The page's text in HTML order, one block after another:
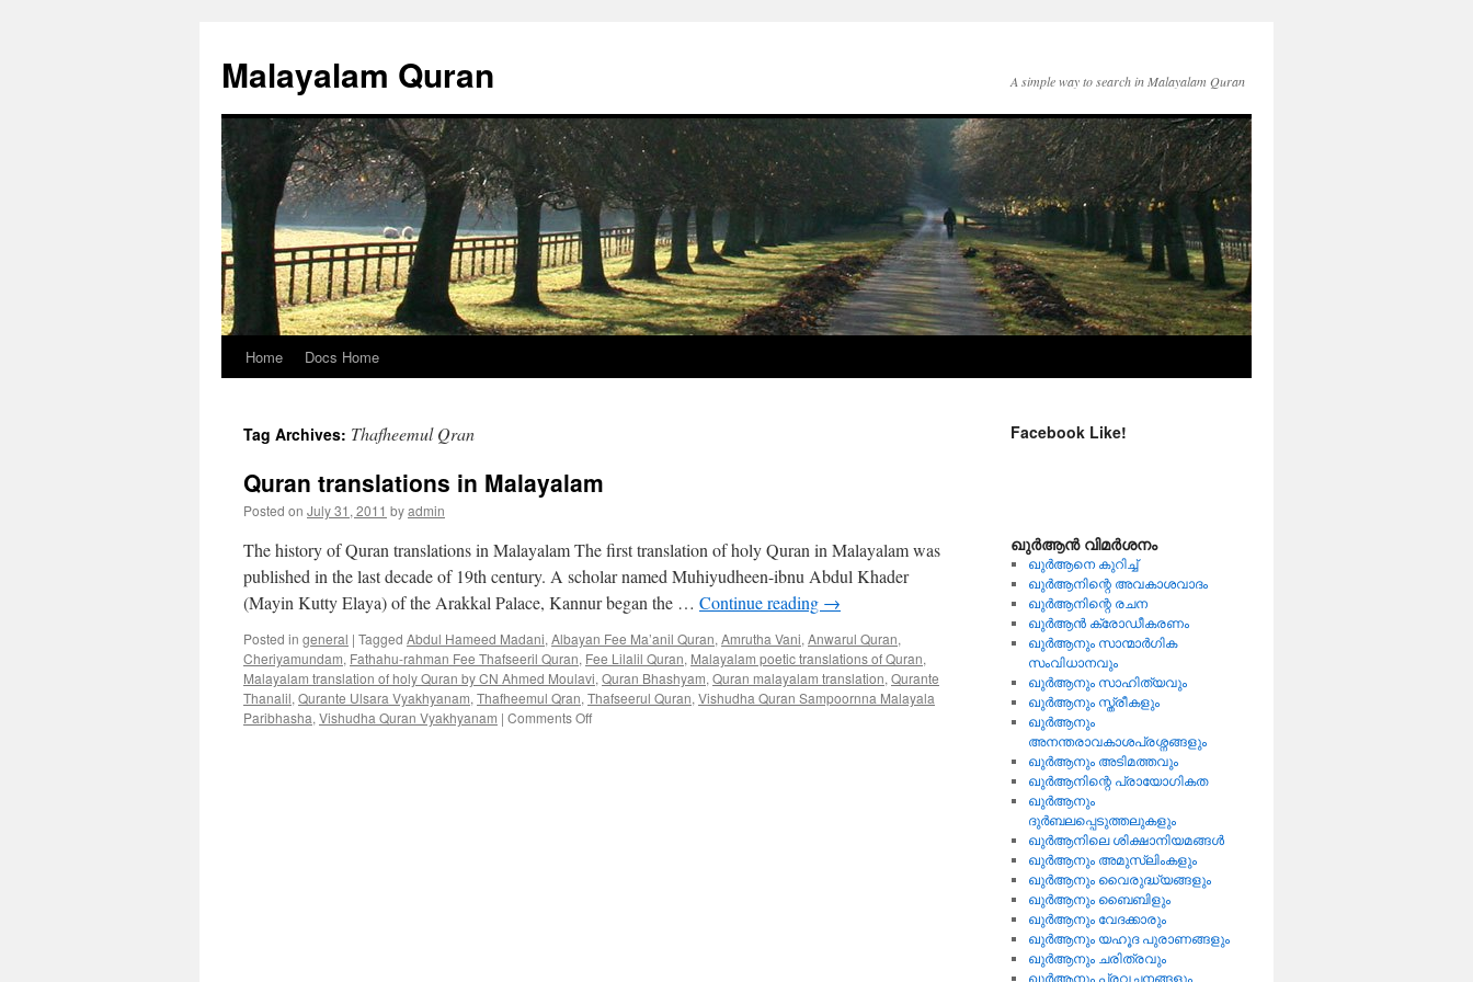
Malayalam Quran A simple way to search in Malayalam Quran
Skip
content
Home Docs Home
Tag Archives: Thafheemul Qran
Quran translations in Malayalam
Posted on July 31, 2011 byadmin
The history of Quran translations in Malayalam The first translation of holy Quran in Malayalam was
published in the last decade of 19th century. A scholar named Muhiyudheen-ibnu Abdul Khader
(Mayin Kutty Elaya) of the Arakkal Palace, Kannur began the … Continue reading →
Posted in general | Tagged Abdul Hameed Madani, Albayan Fee Ma’anil Quran, Amrutha Vani, Anwarul Quran,
Cheriyamundam, Fathahu-rahman Fee Thafseeril Quran, Fee Lilalil Quran, Malayalam poetic translations of Quran,
Malayalam translation of holy Quran by CN Ahmed Moulavi, Quran Bhashyam, Quran malayalam translation, Qurante
Thanalil, Qurante Ulsara Vyakhyanam, Thafheemul Qran, Thafseerul Quran, Vishudha Quran Sampoornna Malayala
Paribhasha, Vishudha Quran Vyakhyanam | Comments Offon
Facebook Like!
ഖുര്‍ആന്‍ വിമര്‍ശനം
ഖുര്‍ആനെ കുറിച്ച്
ഖുര്‍ആനിന്റെ അവകാശവാദം
ഖുര്‍ആനിന്റെ രചന
ഖുര്‍ആന്‍ ക്രോഡീകരണം
ഖുര്‍ആനും സാന്മാര്‍ഗിക
സംവിധാനവും
ഖുര്‍ആനും സാഹിത്യവും
ഖുര്‍ആനും സ്ത്രീകളും
ഖുര്‍ആനും
അനന്തരാവകാശപ്രശ്നങ്ങളും
ഖുര്‍ആനും അടിമത്തവും
ഖുര്‍ആനിന്റെ പ്രായോഗികത
ഖുര്‍ആനും
ദുര്‍ബലപ്പെടുത്തലുകളും
ഖുര്‍ആനിലെ ശിക്ഷാനിയമങ്ങള്‍
ഖുര്‍ആനും അമുസ്ലിംകളും
ഖുര്‍ആനും വൈരുദ്ധ്യങ്ങളും
ഖുര്‍ആനും ബൈബിളും
ഖുര്‍ആനും വേദക്കാരും
ഖുര്‍ആനും യഹൂദ പുരാണങ്ങളും
ഖുര്‍ആനും ചരിത്രവും
ഖുര്‍ആനും പ്രവചനങ്ങളും